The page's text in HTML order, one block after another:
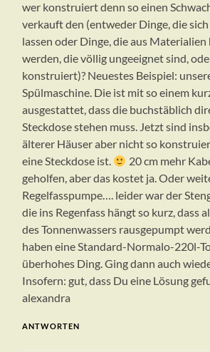
wer konstruiert denn so einen
verkauft den (entweder Dinge, die
lassen oder Dinge, die aus
werden, die völlig ungeeignet sind,
konstruiert)? Neuestes Beispiel:
Spülmaschine. Die ist mit so einem
ausgestattet, dass die buchstäblich
Steckdose stehen muss. Jetzt sind
älterer Häuser aber nicht so
eine Steckdose ist.
20 cm mehr
geholfen, aber das kostet ja. Oder
Regelfasspumpe…. leider war der
die ins Regenfass hängt so kurz, dass
des Tonnenwassers rausgepumpt
haben eine Standard-Normalo-220l-
überhohes Ding. Ging dann auch
Insofern: gut, dass Du eine Lösung
alexandra
ANTWORTEN